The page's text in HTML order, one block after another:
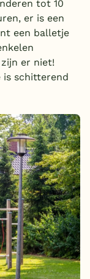
tot 10
er is een
een balletje
er niet!
is schitterend